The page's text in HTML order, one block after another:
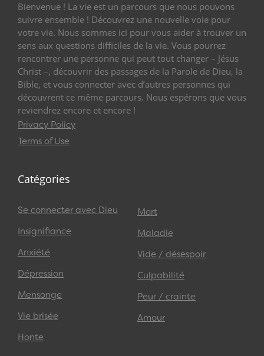
Bienvenue ! La vie est un parcours que nous pouvons
suivre ensemble ! Découvrez une nouvelle voie pour
votre vie. Nous sommes ici pour vous aider à trouver un
sens aux questions difficiles de la vie. Vous pourrez
rencontrer une personne qui peut tout changer – Jésus
Christ –, découvrir des passages de la Parole de Dieu, la
Bible, et vous connecter avec d’autres personnes qui
découvrent ce même parcours. Nous espérons que vous
reviendrez encore et encore !
Privacy Policy
Terms of Use
Catégories
Se connecter avec Dieu
Insignifiance
Anxiété
Dépression
Mensonge
Vie brisée
Honte
Mort
Maladie
Vide / désespoir
Culpabilité
Peur / crainte
Amour